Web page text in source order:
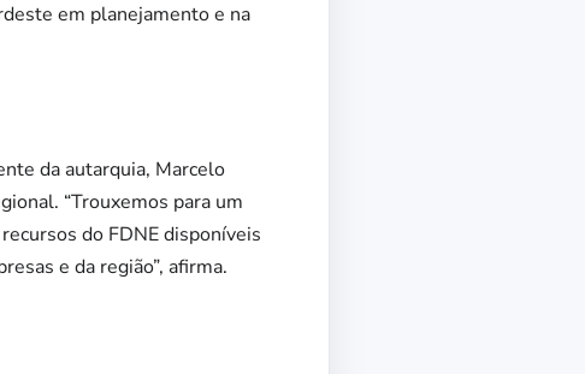
em planejamento e na
da autarquia, Marcelo
“Trouxemos para um
do FDNE disponíveis
e da região”, afirma.